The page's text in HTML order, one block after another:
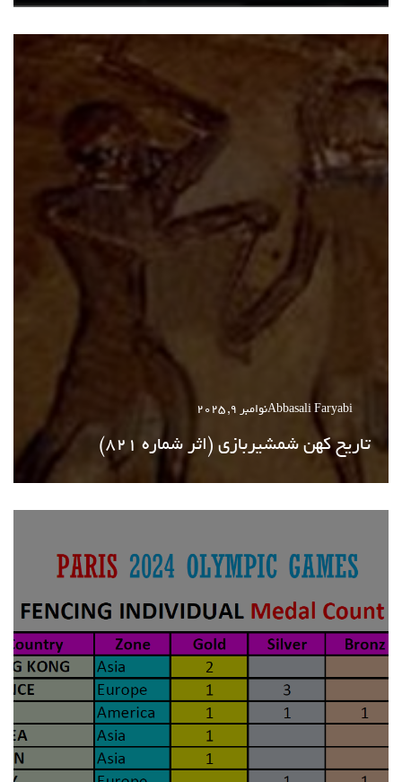
Abbasali Faryabiنوامبر 9, 2025
تاریخ کهن شمشیربازی (اثر شماره 821)